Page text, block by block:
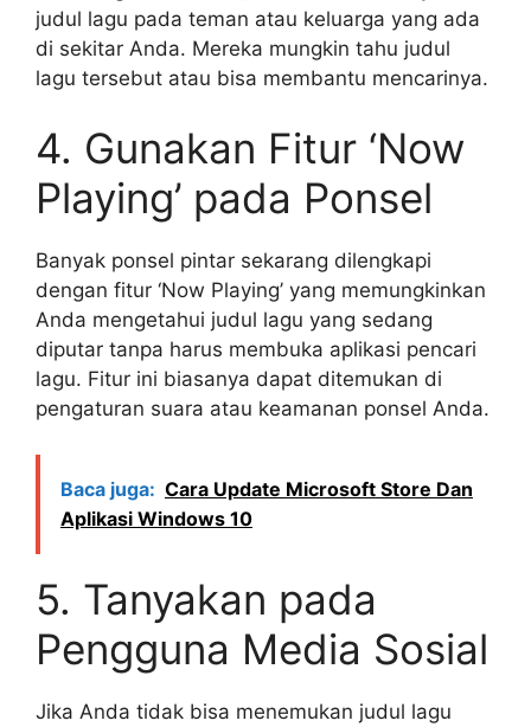
judul lagu pada teman atau keluarga yang ada
di sekitar Anda. Mereka mungkin tahu judul
lagu tersebut atau bisa membantu mencarinya.
4. Gunakan Fitur ‘Now
Playing’ pada Ponsel
Banyak ponsel pintar sekarang dilengkapi
dengan fitur ‘Now Playing’ yang memungkinkan
Anda mengetahui judul lagu yang sedang
diputar tanpa harus membuka aplikasi pencari
lagu. Fitur ini biasanya dapat ditemukan di
pengaturan suara atau keamanan ponsel Anda.
Baca juga: Cara Update Microsoft Store Dan
Aplikasi Windows 10
5. Tanyakan pada
Pengguna Media Sosial
Jika Anda tidak bisa menemukan judul lagu